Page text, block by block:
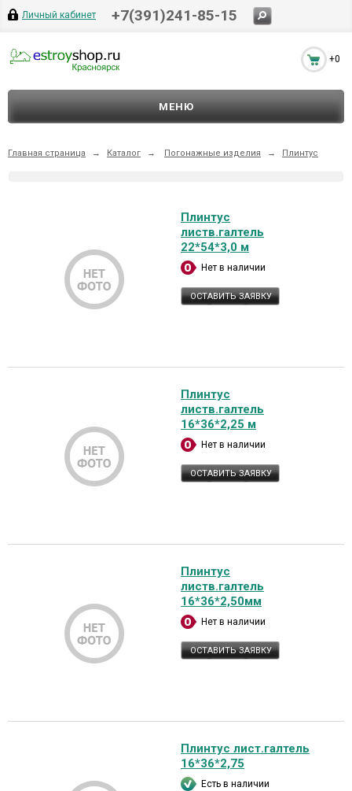
Личный кабинет +7(391)241-85-15
+0
МЕНЮ
Главная страница → Каталог → Погонажные изделия → Плинтус
Плинтус
листв.галтель
22*54*3,0 м
Нет в наличии
ОСТАВИТЬ ЗАЯВКУ
Плинтус
листв.галтель
16*36*2,25 м
Нет в наличии
ОСТАВИТЬ ЗАЯВКУ
Плинтус
листв.галтель
16*36*2,50мм
Нет в наличии
ОСТАВИТЬ ЗАЯВКУ
Плинтус лист.галтель
16*36*2,75
Есть в наличии